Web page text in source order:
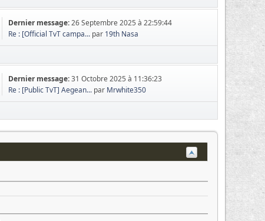
Dernier message:26 Septembre 2025 à 22:59:44
Re : [Official TvT campa... par 19th Nasa
Dernier message:31 Octobre 2025 à 11:36:23
Re : [Public TvT] Aegean... par Mrwhite350